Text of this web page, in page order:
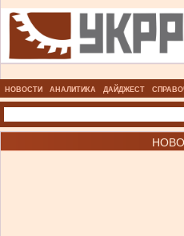
НОВОСТИ АНАЛИТИКА ДАЙДЖЕСТ